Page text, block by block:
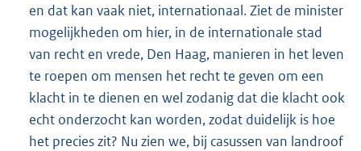
en dat kan vaak niet, internationaal. Ziet de minister
mogelijkheden om hier, in de internationale stad
van recht en vrede, Den Haag, manieren in het leven
te roepen om mensen het recht te geven om een
klacht in te dienen en wel zodanig dat die klacht ook
echt onderzocht kan worden, zodat duidelijk is hoe
het precies zit? Nu zien we, bij casussen van landroof